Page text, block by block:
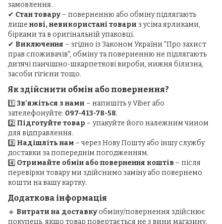
замовлення.
✔ Стан товару – поверненню або обміну підлягають
лише нові, невикористані товари з усіма ярликами,
бірками та в оригінальній упаковці.
✔ Виключення – згідно із Законом України "Про захист
прав споживачів", обміну та поверненню не підлягають
дитячі панчішно-шкарпеткові вироби, нижня білизна,
засоби гігієни тощо.
Як здійснити обмін або повернення?
1️⃣ Зв’яжіться з нами – напишіть у Viber або
зателефонуйте: 097-413-78-58.
2️⃣ Підготуйте товар – упакуйте його належним чином
для відправлення.
3️⃣ Надішліть нам – через Нову Пошту або іншу службу
доставки за попереднім погодженням.
4️⃣ Отримайте обмін або повернення коштів – після
перевірки товару ми здійснимо заміну або повернемо
кошти на вашу картку.
Додаткова інформація
🔹 Витрати на доставкуобміну/повернення здійснює
покупець, якщо товар повертається не з вини магазину.